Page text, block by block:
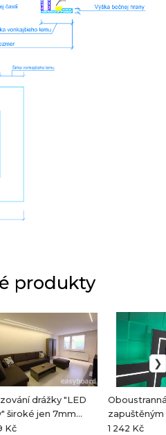
produkty
drážky "LED
široké jen 7mm
ks]
Kč
zapuštěným
profilem 2
1 242 Kč